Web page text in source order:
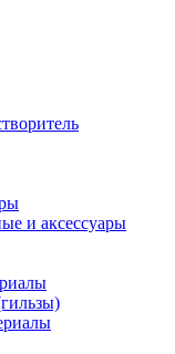
и аксессуары